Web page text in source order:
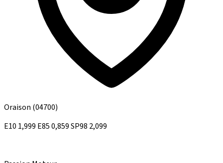
Oraison (04700)
E10 1,999 E850,859SP98 2,099